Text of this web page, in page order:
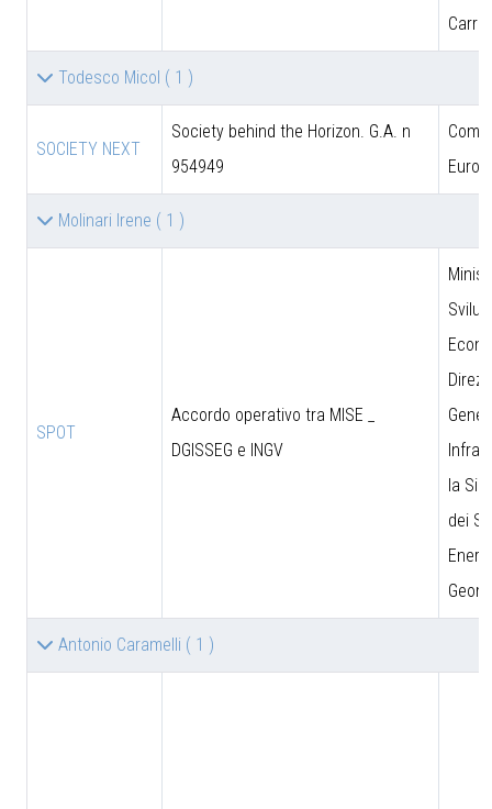
Todesco Micol ( 1 )
SOCIETY NEXT
Society behind the Horizon. G.A. n
954949
Molinari Irene ( 1 )
SPOT
Accordo operativo tra MISE _
DGISSEG e INGV
la
dei
Antonio Caramelli ( 1 )